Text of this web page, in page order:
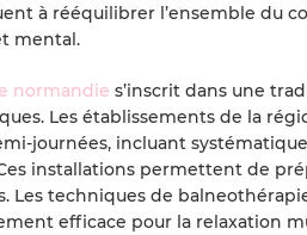
à rééquilibrer l’ensemble du
mental.
normandie s’inscrit dans une
Les établissements de la
journées, incluant
installations permettent de
Les techniques de
efficace pour la relaxation